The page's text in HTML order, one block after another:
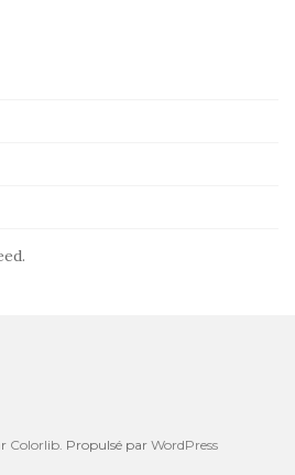
Colorlib. Propulsé par WordPress